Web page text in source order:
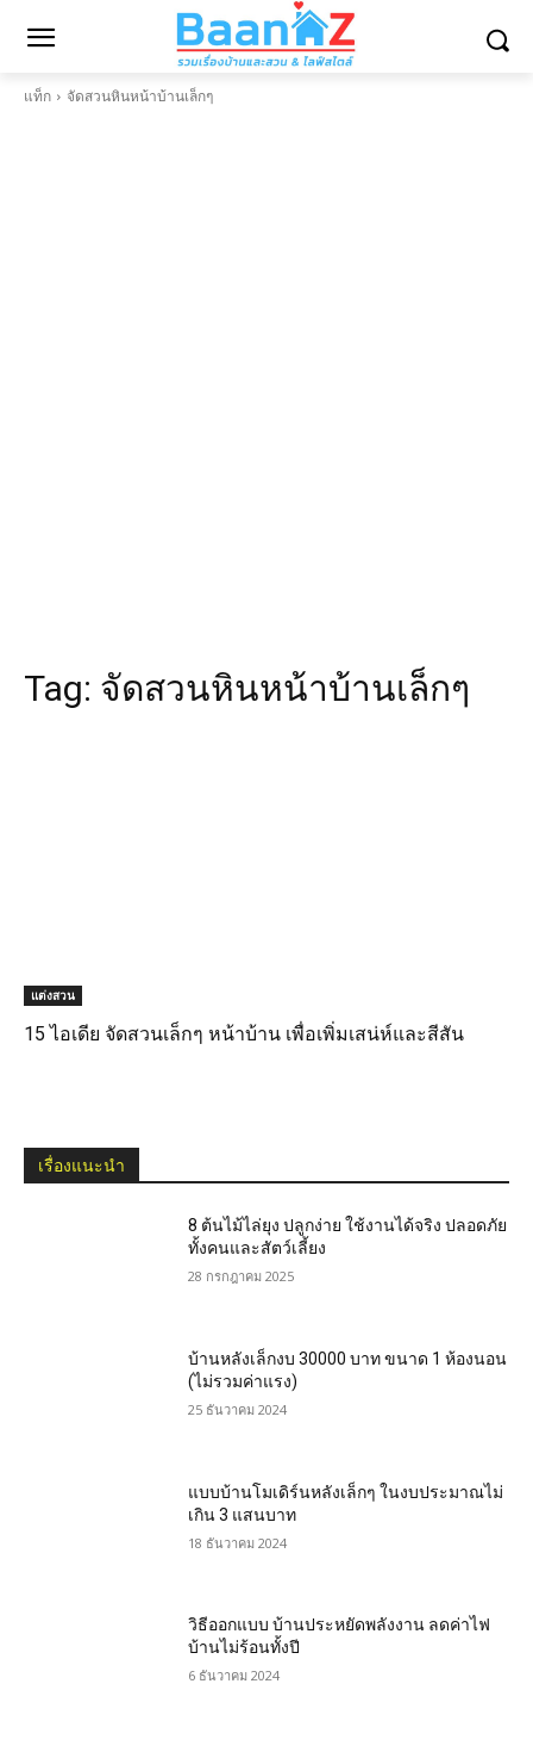
แท็ก จัดสวนหินหน้าบ้านเล็กๆ
Tag: จัดสวนหินหน้าบ้านเล็กๆ
แต่งสวน
15 ไอเดีย จัดสวนเล็กๆ หน้าบ้าน เพื่อเพิ่มเสน่ห์และสีสัน
เรื่องแนะนำ
8 ต้นไม้ไล่ยุง ปลูกง่าย ใช้งานได้จริง ปลอดภัย
ทั้งคนและสัตว์เลี้ยง
28 กรกฎาคม 2025
บ้านหลังเล็กงบ 30000 บาท ขนาด 1 ห้องนอน
(ไม่รวมค่าแรง)
25 ธันวาคม 2024
แบบบ้านโมเดิร์นหลังเล็กๆ ในงบประมาณไม่
เกิน 3 แสนบาท
18 ธันวาคม 2024
วิธีออกแบบ บ้านประหยัดพลังงาน ลดค่าไฟ
บ้านไม่ร้อนทั้งปี
6 ธันวาคม 2024